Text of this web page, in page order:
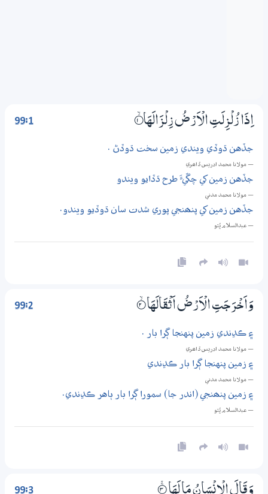
99:1 اِذَا زُلْزِلَتِ الْاَرْضُ زِلْزَالَهَا 1‏۝ۙ
جڏهن ڌوڏي ويندي زمين سخت ڌوڏڻ .
— مولانا محمد ادريس ڏاھري
جڏهن زمين کي چڱيءَ طرح ڌڏايو ويندو
— مولانا محمد مدني
جڏهن زمين کي پنھنجي پوري شدت سان ڌوڏيو ويندو.
— عبدالسلام ڀُٽو
99:2 وَاَخْرَجَتِ الْاَرْضُ اَثْقَالَهَا 2‏۝ۙ
۽ ڪڍندي زمين پنهنجا ڳرا بار .
— مولانا محمد ادريس ڏاھري
۽ زمين پنهنجا ڳرا بار ڪڍندي
— مولانا محمد مدني
۽ زمين پنھنجي (اندر جا) سمورا ڳرا بار ٻاهر ڪڍندي.
— عبدالسلام ڀُٽو
99:3 وَقَالَ الْاِنْسَانُ مَا لَهَا 3‏۝ۚ